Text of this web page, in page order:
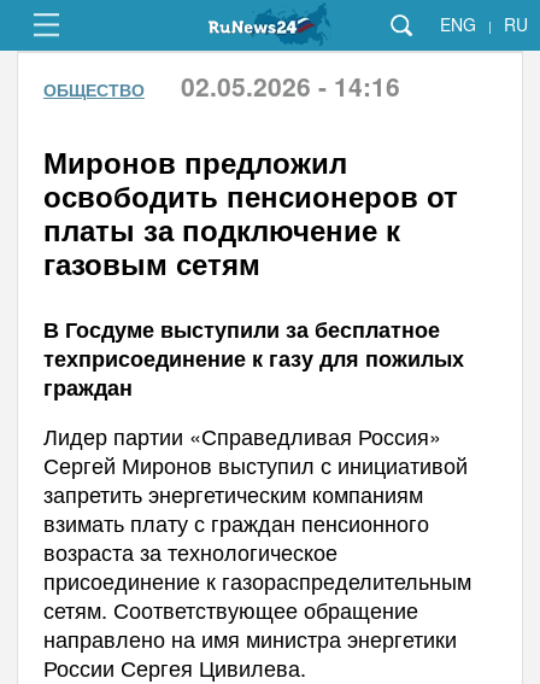
ENG | RU
ОБЩЕСТВО 02.05.2026 - 14:16
Миронов предложил
освободить пенсионеров от
платы за подключение к
газовым сетям
В Госдуме выступили за бесплатное
техприсоединение к газу для пожилых
граждан
Лидер партии «Справедливая Россия»
Сергей Миронов выступил с инициативой
запретить энергетическим компаниям
взимать плату с граждан пенсионного
возраста за технологическое
присоединение к газораспределительным
сетям. Соответствующее обращение
направлено на имя министра энергетики
России Сергея Цивилева.